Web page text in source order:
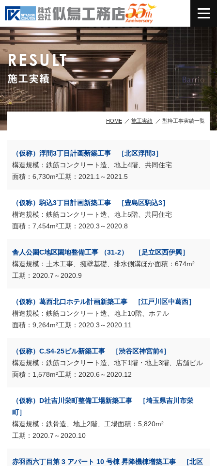
RESULT
施工実績
HOME 施工実績 型枠工事実績一覧
（仮称）浮間3丁目計画新築工事 ［北区浮間3］
鉄筋コンクリート造、地上4階、共同住宅
6,730m²
2021.1～2021.5
（仮称）駒込3丁目計画新築工事 ［豊島区駒込3］
鉄筋コンクリート造、地上5階、共同住宅
7,454m²
2020.3～2020.8
舎人公園C地区園地整備工事 （31-2） ［足立区西伊興］
土木工事、擁壁基礎、排水側溝ほか
674m²
2020.7～2020.9
（仮称）葛西北口ホテル計画新築工事 ［江戸川区中葛西］
鉄筋コンクリート造、地上10階、ホテル
9,264m²
2020.3～2020.11
（仮称）C.S4-25ビル新築工事 ［渋谷区神宮前4］
鉄筋コンクリート造、地下1階・地上3階、店舗ビル
1,578m²
2020.6～2020.12
（仮称）D社吉川栄町整備工場新築工事 ［埼玉県吉川市栄
町］
鉄骨造、地上2階、工場
5,820m²
2020.7～2020.10
赤羽西六丁目第 3 アパート 10 号棟 昇降機棟増築工事 ［北区